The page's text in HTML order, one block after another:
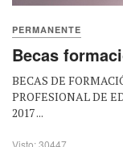
PERMANENTE
Becas
BECAS DE
PROFESIONAL DE
2017 ...